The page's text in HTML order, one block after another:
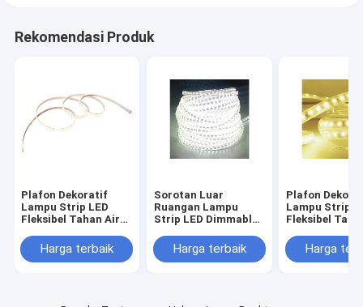
Rekomendasi Produk
Plafon Dekoratif
Lampu Strip LED
Fleksibel Tahan Air
11WHarga terbaik
Sorotan Luar
Ruangan Lampu
Strip LED Dimmable
RowHarga terbaik
Plafon
Lampu Strip
Fleksibel
11WHarga